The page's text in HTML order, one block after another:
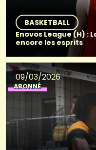
BASKETBALL
Enovos League (H) :
encore les esprits
09/03/2026
ABONNÉ